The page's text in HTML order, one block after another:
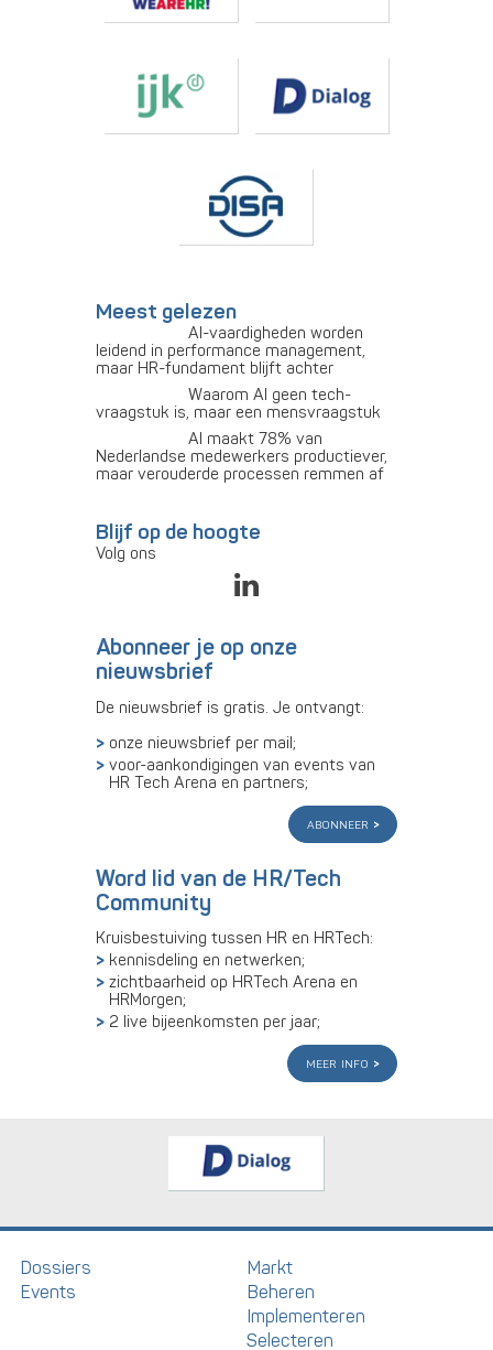
Meest gelezen
AI-vaardigheden worden
leidend in performance management,
maar HR-fundament blijft achter
Waarom AI geen tech-
vraagstuk is, maar een mensvraagstuk
AI maakt 78% van
Nederlandse medewerkers productiever,
maar verouderde processen remmen af
Blijf op de hoogte
Volg ons
Abonneer je op onze
nieuwsbrief
De nieuwsbrief is gratis. Je ontvangt:
onze nieuwsbrief per mail;
voor-aankondigingen van events van
HR Tech Arena en partners;
abonneer
Word lid van de HR/Tech
Community
Kruisbestuiving tussen HR en HRTech:
kennisdeling en netwerken;
zichtbaarheid op HRTech Arena en
HRMorgen;
2 live bijeenkomsten per jaar;
meer info
Dossiers
Events
Markt
Beheren
Implementeren
Selecteren